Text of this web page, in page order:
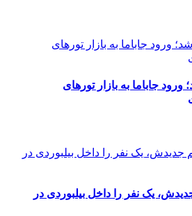
ورود جاباما به بازار تورهای
یک نفر را داخل بیلبوردی در